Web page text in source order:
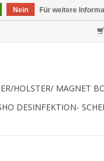
HOLSTER/ MAGNET
DESINFEKTION-
Nein Für weitere